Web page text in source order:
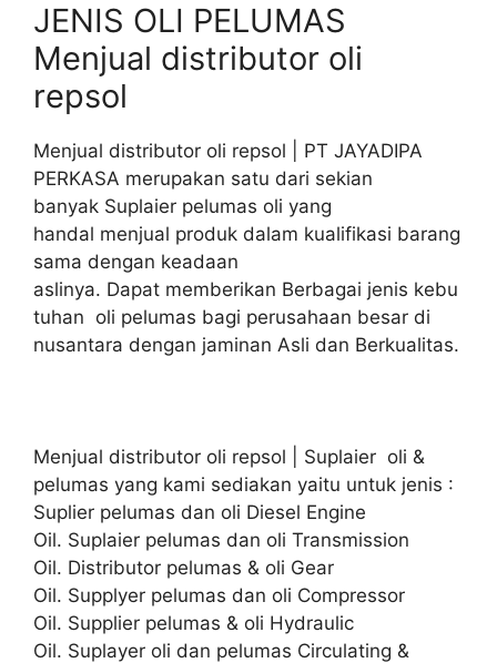
JENIS OLI PELUMAS
Menjual distributor oli
repsol
Menjual distributor oli repsol | PT JAYADIPA
PERKASA merupakan satu dari sekian
banyak Suplaier pelumas oli yang
handal menjual produk dalam kualifikasi barang
sama dengan keadaan
aslinya. Dapat memberikan Berbagai jenis kebu
tuhan oli pelumas bagi perusahaan besar di
nusantara dengan jaminan Asli dan Berkualitas.
Menjual distributor oli repsol | Suplaier oli &
pelumas yang kami sediakan yaitu untuk jenis :
Suplier pelumas dan oli Diesel Engine
Oil. Suplaier pelumas dan oli Transmission
Oil. Distributor pelumas & oli Gear
Oil. Supplyer pelumas dan oli Compressor
Oil. Supplier pelumas & oli Hydraulic
Oil. Suplayer oli dan pelumas Circulating &